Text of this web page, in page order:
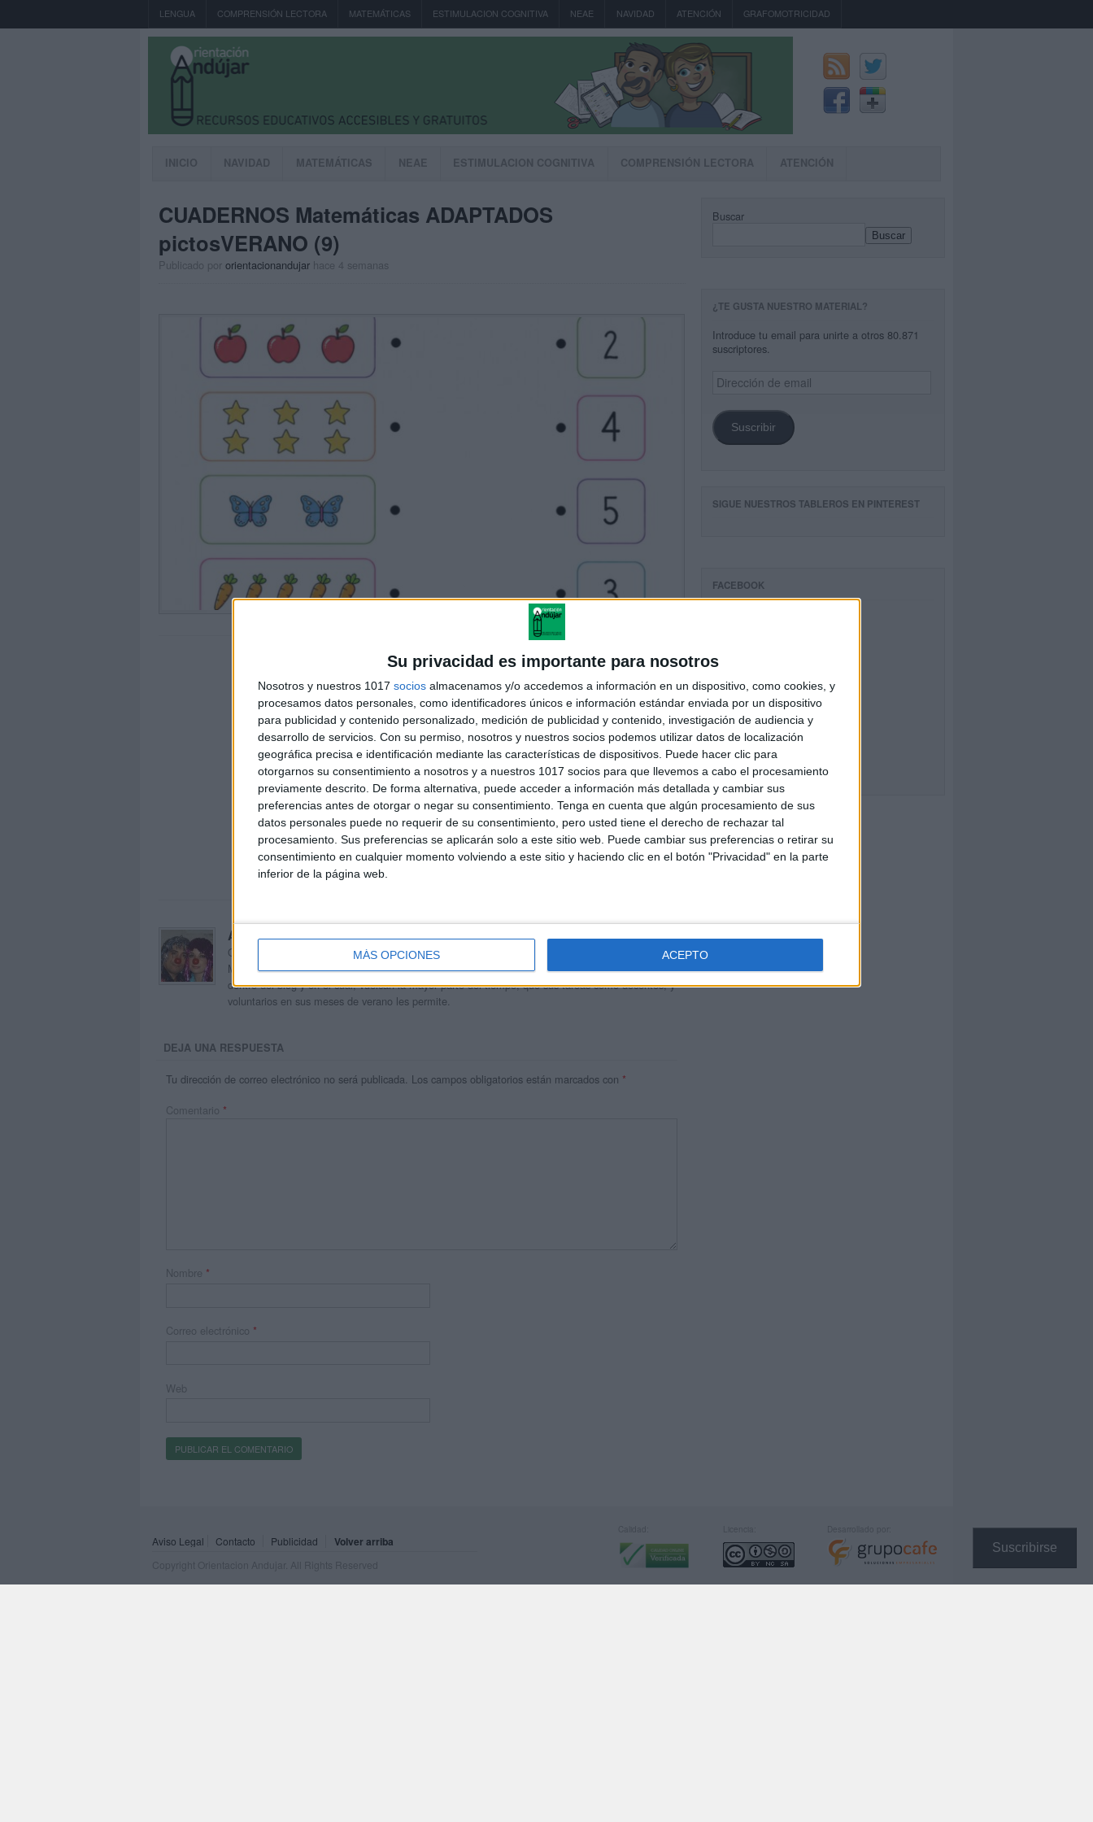
Su privacidad es importante para nosotros
Nosotros y nuestros 1017 socios almacenamos y/o accedemos a información en un dispositivo, como cookies, y
procesamos datos personales, como identificadores únicos e información estándar enviada por un dispositivo
para publicidad y contenido personalizado, medición de publicidad y contenido, investigación de audiencia y
desarrollo de servicios. Con su permiso, nosotros y nuestros socios podemos utilizar datos de localización
geográfica precisa e identificación mediante las características de dispositivos. Puede hacer clic para
otorgarnos su consentimiento a nosotros y a nuestros 1017 socios para que llevemos a cabo el procesamiento
previamente descrito. De forma alternativa, puede acceder a información más detallada y cambiar sus
preferencias antes de otorgar o negar su consentimiento. Tenga en cuenta que algún procesamiento de sus
datos personales puede no requerir de su consentimiento, pero usted tiene el derecho de rechazar tal
procesamiento. Sus preferencias se aplicarán solo a este sitio web. Puede cambiar sus preferencias o retirar su
consentimiento en cualquier momento volviendo a este sitio y haciendo clic en el botón "Privacidad" en la parte
inferior de la página web.
MÁS OPCIONES ACEPTO
Suscribirse
LENGUA COMPRENSIÓN LECTORA MATEMÁTICAS ESTIMULACION COGNITIVA NEAE NAVIDAD ATENCIÓN GRAFOMOTRICIDAD
INICIO NAVIDAD MATEMÁTICAS NEAE ESTIMULACION COGNITIVA COMPRENSIÓN LECTORA ATENCIÓN
CUADERNOS Matemáticas ADAPTADOS
pictosVERANO (9)
Publicado por orientacionandujar hace 4 semanas
Acerca de orientacionandujar
Orientación Andújar no es solo un blog, es la apuesta personal de dos profesores Ginés y
Maribel, que además de ser pareja, son los encargados de los contenidos que encontramos
dentro del blog y en el cual, vuelcan la mayor parte del tiempo, que sus tareas como docentes, y
voluntarios en sus meses de verano les permite.
DEJA UNA RESPUESTA
Tu dirección de correo electrónico no será publicada. Los campos obligatorios están marcados con *
Comentario *
Nombre *
Correo electrónico *
Web
Buscar
Buscar
¿TE GUSTA NUESTRO MATERIAL?
Introduce tu email para unirte a otros 80.871
suscriptores.
Dirección
de
Suscribir
SIGUE NUESTROS TABLEROS EN PINTEREST
FACEBOOK
Aviso Legal Contacto Publicidad Volver arriba